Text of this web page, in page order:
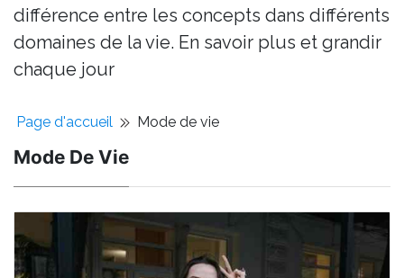
différence entre les concepts dans différents
domaines de la vie. En savoir plus et grandir
chaque jour
Page d'accueil Mode de vie
Mode De Vie